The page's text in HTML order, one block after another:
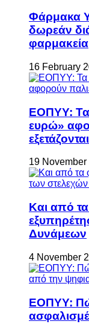
Φάρμακα
δωρεάν
φαρμακεία
16 February
ΕΟΠΥΥ: Τα
ευρώ»
19 November
Και από
Δυνάμεων
4 November
ΕΟΠΥΥ: